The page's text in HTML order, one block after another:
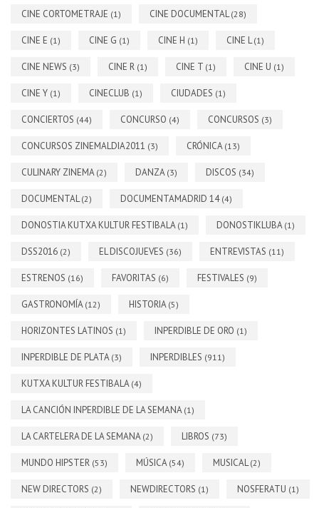
CINE CORTOMETRAJE (1) CINE DOCUMENTAL(28)
CINE E (1) CINE G (1) CINE H (1) CINE L(1)
CINE NEWS (3) CINE R (1) CINE T (1) CINE U (1)
CINE Y (1) CINECLUB (1) CIUDADES (1)
CONCIERTOS (44) CONCURSO (4) CONCURSOS (3)
CONCURSOS ZINEMALDIA2011 (3) CRÓNICA (13)
CULINARY ZINEMA (2) DANZA (3) DISCOS (34)
DOCUMENTAL(2) DOCUMENTAMADRID 14 (4)
DONOSTIA KUTXA KULTUR FESTIBALA (1) DONOSTIKLUBA (1)
DSS2016 (2) EL DISCOJUEVES (36) ENTREVISTAS (11)
ESTRENOS (16) FAVORITAS (6) FESTIVALES (9)
GASTRONOMÍA (12) HISTORIA (5)
HORIZONTES LATINOS (1) INPERDIBLE DE ORO (1)
INPERDIBLE DE PLATA (3) INPERDIBLES (911)
KUTXA KULTUR FESTIBALA (4)
LA CANCIÓN INPERDIBLE DE LA SEMANA (1)
LA CARTELERA DE LA SEMANA (2) LIBROS (73)
MUNDO HIPSTER (53) MÚSICA (54) MUSICAL(2)
NEW DIRECTORS (2) NEWDIRECTORS (1) NOSFERATU (1)